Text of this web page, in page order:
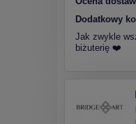
Dodatkowy
Jak zwykle
biżuterię ❤️